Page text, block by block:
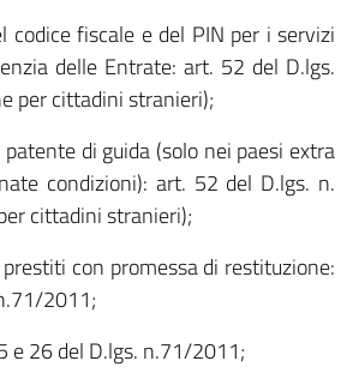
codice fiscale e del PIN per i servizi
delle Entrate: art. 52 del D.lgs.
per cittadini stranieri);
di guida (solo nei paesi extra
condizioni): art. 52 del D.lgs. n.
cittadini stranieri);
con promessa di restituzione:
2011;
e 26 del D.lgs. n.71/2011;